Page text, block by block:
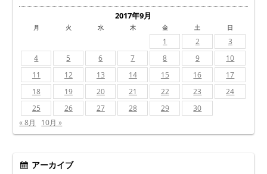
2017年9月
月 火 水 木 金 土 日
1 2
3
4
5 6 7 8 9
10
11
12 13 14 15 16
17
18
19 20 21 22 23
24
25
26 27 28 29
30
« 8月
10月 »
アーカイブ